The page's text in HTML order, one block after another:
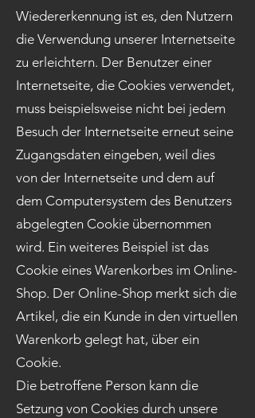
Wiedererkennung ist es, den Nutzern
die Verwendung unserer Internetseite
zu erleichtern. Der Benutzer einer
Internetseite, die Cookies verwendet,
muss beispielsweise nicht bei jedem
Besuch der Internetseite erneut seine
Zugangsdaten eingeben, weil dies
von der Internetseite und dem auf
dem Computersystem des Benutzers
abgelegten Cookie übernommen
wird. Ein weiteres Beispiel ist das
Cookie eines Warenkorbes im Online-
Shop. Der Online-Shop merkt sich die
Artikel, die ein Kunde in den virtuellen
Warenkorb gelegt hat, über ein
Cookie.
Die betroffene Person kann die
Setzung von Cookies durch unsere